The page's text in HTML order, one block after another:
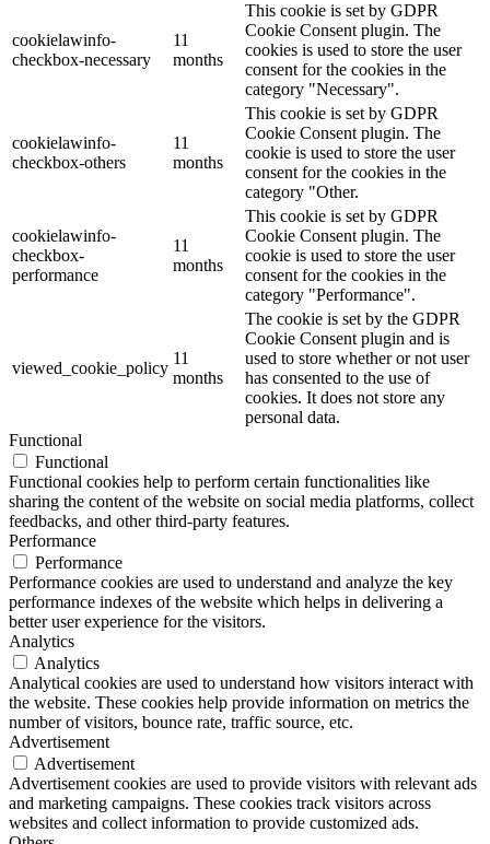
cookielawinfo-
checkbox-necessary
11
months
This cookie is set by GDPR
Cookie Consent plugin. The
cookies is used to store the user
consent for the cookies in the
category "Necessary".
cookielawinfo-
checkbox-others
11
months
This cookie is set by GDPR
Cookie Consent plugin. The
cookie is used to store the user
consent for the cookies in the
category "Other.
cookielawinfo-
checkbox-
performance
11
months
This cookie is set by GDPR
Cookie Consent plugin. The
cookie is used to store the user
consent for the cookies in the
category "Performance".
viewed_cookie_policy
11
months
The cookie is set by the GDPR
Cookie Consent plugin and is
used to store whether or not user
has consented to the use of
cookies. It does not store any
personal data.
Functional
Functional
Functional cookies help to perform certain functionalities like
sharing the content of the website on social media platforms, collect
feedbacks, and other third-party features.
Performance
Performance
Performance cookies are used to understand and analyze the key
performance indexes of the website which helps in delivering a
better user experience for the visitors.
Analytics
Analytics
Analytical cookies are used to understand how visitors interact with
the website. These cookies help provide information on metrics the
number of visitors, bounce rate, traffic source, etc.
Advertisement
Advertisement
Advertisement cookies are used to provide visitors with relevant ads
and marketing campaigns. These cookies track visitors across
websites and collect information to provide customized ads.